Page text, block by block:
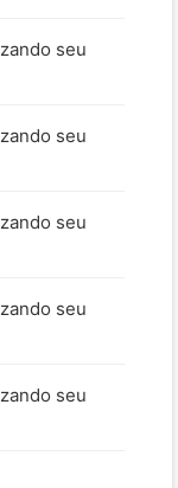
seu
seu
seu
seu
seu